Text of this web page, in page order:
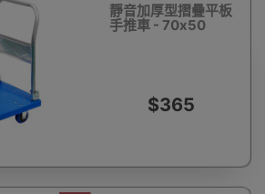
靜音加厚型摺疊平板
手推車 - 70x50
$365